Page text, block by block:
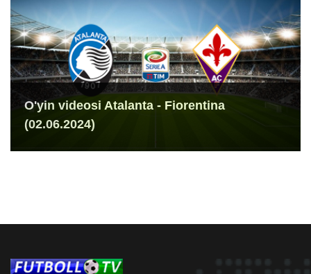
O'yin videosi Atalanta - Fiorentina
(02.06.2024)